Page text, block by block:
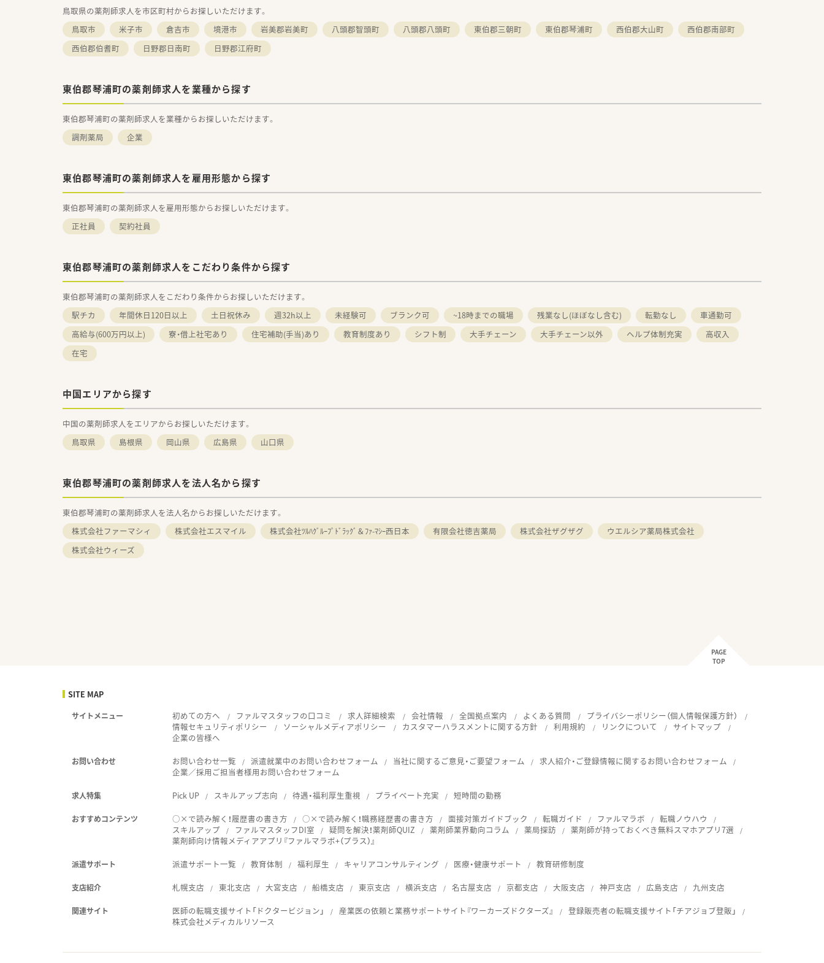
鳥取県の薬剤師求人を市区町村からお探しいただけます。
鳥取市
米子市 倉吉市 境港市 岩美郡岩美町 八頭郡智頭町 八頭郡八頭町 東伯郡三朝町 東伯郡琴浦町 西伯郡大山町
西伯郡南部町
西伯郡伯耆町
日野郡日南町 日野郡江府町
東伯郡琴浦町の薬剤師求人を業種から探す
東伯郡琴浦町の薬剤師求人を業種からお探しいただけます。
調剤薬局
企業
東伯郡琴浦町の薬剤師求人を雇用形態から探す
東伯郡琴浦町の薬剤師求人を雇用形態からお探しいただけます。
正社員
契約社員
東伯郡琴浦町の薬剤師求人をこだわり条件から探す
東伯郡琴浦町の薬剤師求人をこだわり条件からお探しいただけます。
駅チカ
年間休日120日以上 土日祝休み 週32h以上 未経験可 ブランク可 ~18時までの職場 残業なし(ほぼなし含む) 転勤なし
車通勤可
高給与(600万円以上)
寮・借上社宅あり 住宅補助(手当)あり 教育制度あり シフト制 大手チェーン 大手チェーン以外 ヘルプ体制充実
高収入
在宅
中国エリアから探す
中国の薬剤師求人をエリアからお探しいただけます。
鳥取県
島根県 岡山県 広島県 山口県
東伯郡琴浦町の薬剤師求人を法人名から探す
東伯郡琴浦町の薬剤師求人を法人名からお探しいただけます。
株式会社ファーマシィ
株式会社エスマイル 株式会社ﾂﾙﾊｸﾞﾙｰﾌﾟﾄﾞﾗｯｸﾞ＆ﾌｧ-ﾏｼｰ西日本 有限会社徳吉薬局 株式会社ザグザグ
ウエルシア薬局株式会社
株式会社ウィーズ
PAGE
TOP
SITE MAP
サイトメニュー 初めての方へ ファルマスタッフの口コミ 求人詳細検索 会社情報 全国拠点案内 よくある質問
プライバシーポリシー（個人情報保護方針）
情報セキュリティポリシー
ソーシャルメディアポリシー カスタマーハラスメントに関する方針 利用規約 リンクについて
サイトマップ
企業の皆様へ
お問い合わせ お問い合わせ一覧 派遣就業中のお問い合わせフォーム 当社に関するご意見・ご要望フォーム
求人紹介・ご登録情報に関するお問い合わせフォーム
企業／採用ご担当者様用お問い合わせフォーム
求人特集 Pick UP スキルアップ志向 待遇・福利厚生重視 プライベート充実 短時間の勤務
おすすめコンテンツ ○×で読み解く！履歴書の書き方 ○×で読み解く！職務経歴書の書き方 面接対策ガイドブック 転職ガイド ファルマラボ
転職ノウハウ
スキルアップ
ファルマスタッフDI室 疑問を解決！薬剤師QUIZ 薬剤師業界動向コラム 薬局探訪
薬剤師が持っておくべき無料スマホアプリ7選
薬剤師向け情報メディアアプリ『ファルマラボ+（プラス）』
派遣サポート 派遣サポート一覧 教育体制 福利厚生 キャリアコンサルティング 医療・健康サポート 教育研修制度
支店紹介 札幌支店 東北支店 大宮支店 船橋支店 東京支店 横浜支店 名古屋支店 京都支店 大阪支店 神戸支店 広島支店 九州支店
関連サイト 医師の転職支援サイト「ドクタービジョン」 産業医の依頼と業務サポートサイト『ワーカーズドクターズ』
登録販売者の転職支援サイト「チアジョブ登販」
株式会社メディカルリソース